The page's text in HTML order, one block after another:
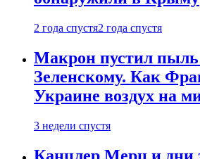
2 года спустя2 года спустя
Макрон пустил пыль
Зеленскому. Как
Украине воздух на
3 недели спустя